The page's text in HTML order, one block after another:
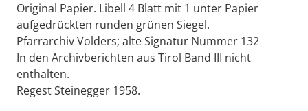
Original Papier. Libell 4 Blatt mit 1 unter Papier
aufgedrückten runden grünen Siegel.
Pfarrarchiv Volders; alte Signatur Nummer 132
In den Archivberichten aus Tirol Band III nicht
enthalten.
Regest Steinegger 1958.